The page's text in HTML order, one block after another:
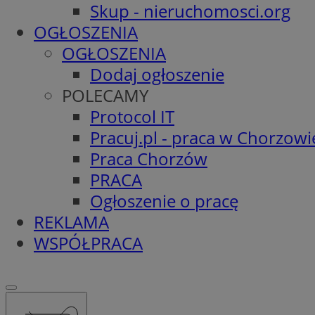
Skup - nieruchomosci.org
OGŁOSZENIA
OGŁOSZENIA
Dodaj ogłoszenie
POLECAMY
Protocol IT
Pracuj.pl - praca w
Praca Chorzów
PRACA
Ogłoszenie o pracę
REKLAMA
WSPÓŁPRACA